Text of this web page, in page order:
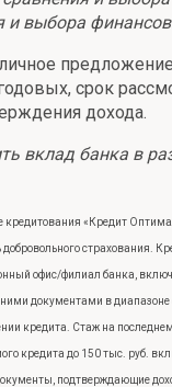
выбора
срок
дохода.
банка в
«Кредит
офис/филиал банка,
документами в диапазоне
кредита. Стаж на
кредита до 150 тыс. руб.
подтверждающие